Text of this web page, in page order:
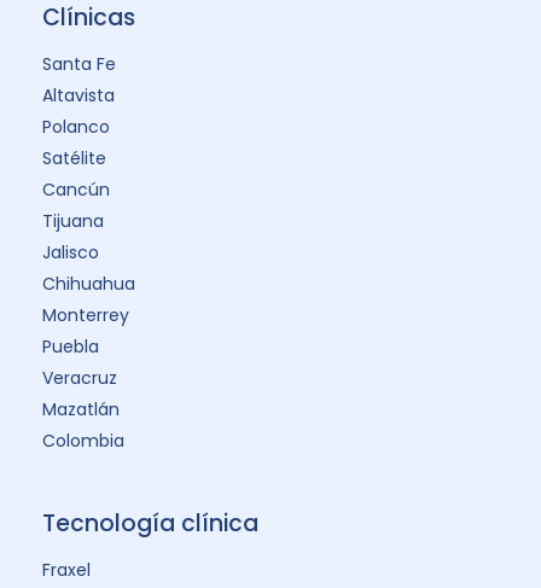
Clínicas
Santa Fe
Altavista
Polanco
Satélite
Cancún
Tijuana
Jalisco
Chihuahua
Monterrey
Puebla
Veracruz
Mazatlán
Colombia
Tecnología clínica
Fraxel